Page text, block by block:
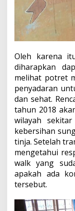
Oleh karena
diharapkan
melihat potret
penyadaran
dan sehat.
tahun 2018
wilayah
kebersihan
tinja. Setelah
mengetahui
walk yang
apakah ada
tersebut.